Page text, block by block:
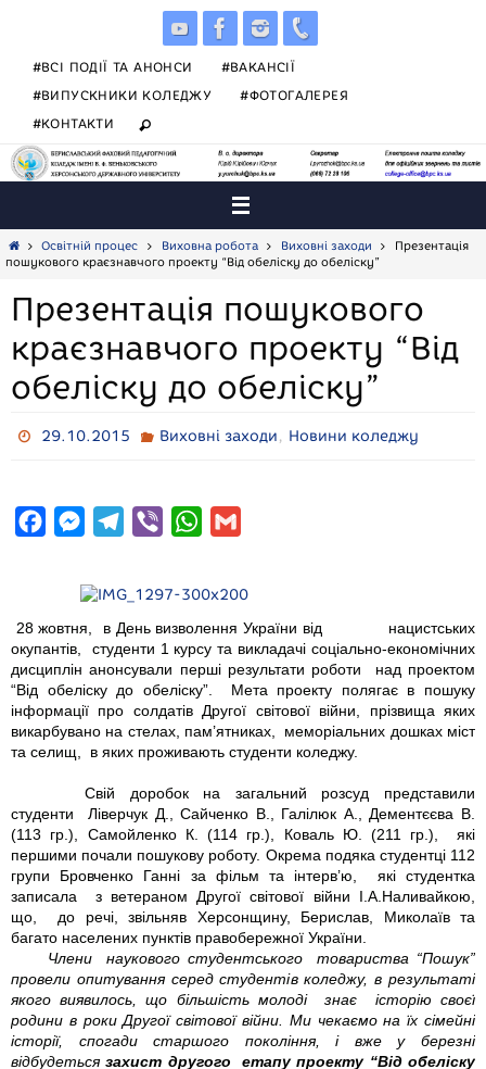
#ВСІ ПОДІЇ ТА АНОНСИ
#ВАКАНСІЇ
#ВИПУСКНИКИ КОЛЕДЖУ
#ФОТОГАЛЕРЕЯ
#КОНТАКТИ
HomeОсвітній процес Виховна робота Виховні заходи
Презентація
пошукового краєзнавчого проекту “Від обеліску до обеліску”
Презентація пошукового
краєзнавчого проекту “Від
обеліску до обеліску”
29.10.2015 Виховні заходи, Новини коледжу
b
o
k
M
s
e
n
g
e
r
g
r
a
m
r
W
s
A
p
p
l
28 жовтня, в День визволення України від нацистських
окупантів, студенти 1 курсу та викладачі соціально-економічних
дисциплін анонсували перші результати роботи над проектом
“Від обеліску до обеліску”. Мета проекту полягає в пошуку
інформації про солдатів Другої світової війни, прізвища яких
викарбувано на стелах, пам’ятниках, меморіальних дошках міст
та селищ, в яких проживають студенти коледжу.
Свій доробок на загальний розсуд представили
студенти Ліверчук Д., Сайченко В., Галілюк А., Дементєєва В.
(113 гр.), Самойленко К. (114 гр.), Коваль Ю. (211 гр.), які
першими почали пошукову роботу. Окрема подяка студентці 112
групи Бровченко Ганні за фільм та інтерв’ю, які студентка
записала з ветераном Другої світової війни І.А.Наливайкою,
що, до речі, звільняв Херсонщину, Берислав, Миколаїв та
багато населених пунктів правобережної України.
Члени наукового студентського товариства “Пошук”
провели опитування серед студентів коледжу, в результаті
якого виявилось, що більшість молоді знає історію своєї
родини в роки Другої світової війни. Ми чекаємо на їх сімейні
історії, спогади старшого покоління, і вже у березні
відбудетьсязахист другого етапу проекту “Від обеліску